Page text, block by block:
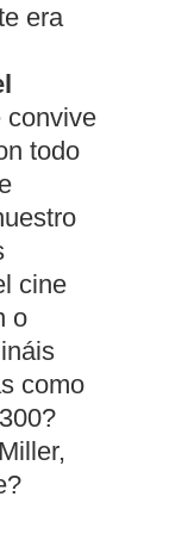
era
convive
todo
cine
o
como